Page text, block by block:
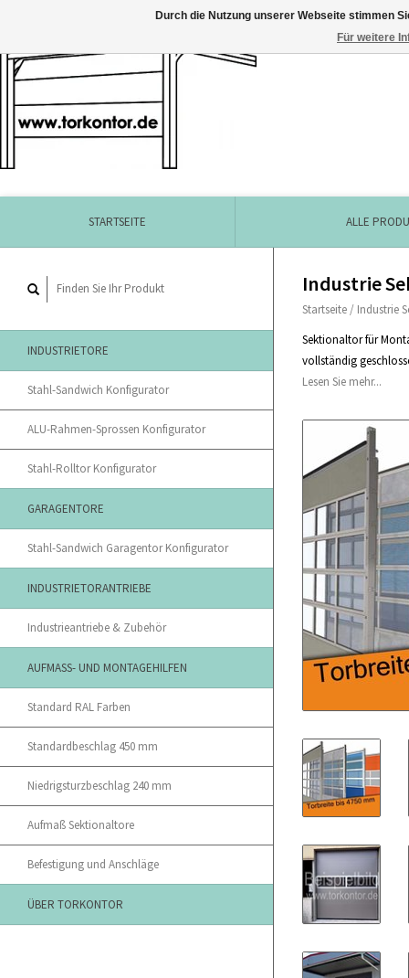
STARTSEITE ALLE
INDUSTRIETORE
Stahl-Sandwich Konfigurator
ALU-Rahmen-Sprossen Konfigurator
Stahl-Rolltor Konfigurator
GARAGENTORE
Stahl-Sandwich Garagentor Konfigurator
INDUSTRIETORANTRIEBE
Industrieantriebe & Zubehör
AUFMASS- UND MONTAGEHILFEN
Standard RAL Farben
Standardbeschlag 450 mm
Niedrigsturzbeschlag 240 mm
Aufmaß Sektionaltore
Befestigung und Anschläge
ÜBER TORKONTOR
Industrie
Startseite / Industrie
Sektionaltor für
vollständig
Lesen Sie mehr...
Durch die Nutzung unserer Webseite stimmen
Für weitere